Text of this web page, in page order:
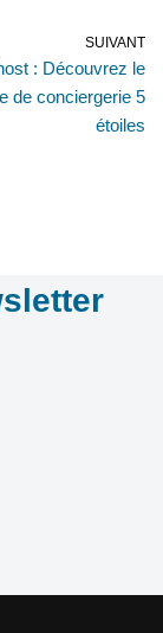
SUIVANT
: Découvrez le
de conciergerie 5
étoiles